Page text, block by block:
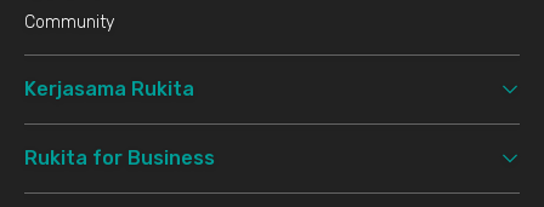
Community
Kerjasama Rukita
Rukita for Business